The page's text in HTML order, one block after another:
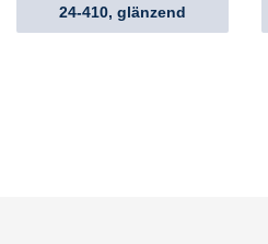
24-410, glänzend